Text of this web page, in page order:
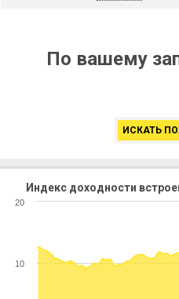
По вашему
ИСКАТЬ
Индекс доходности
10
20